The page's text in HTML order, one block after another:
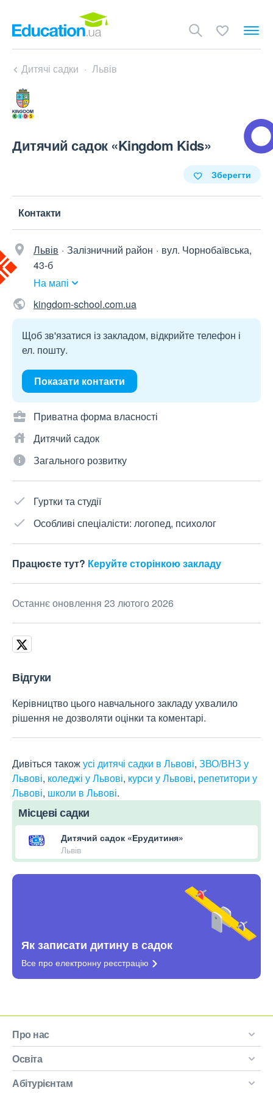
Дитячі садки Львів
Дитячий садок «Kingdom Kids»
Зберегти
Контакти
Львів Залізничний район
вул. Чорнобаївська,
43-б
На мапі
kingdom-school.com.ua
Щоб зв'язатися із закладом, відкрийте телефон і
ел. пошту.
Показати контакти
Приватна форма власності
Дитячий садок
Загального розвитку
Гуртки та студії
Особливі спеціалісти: логопед, психолог
Працюєте тут? Керуйте сторінкою закладу
Останнє оновлення 23 лютого 2026
Відгуки
Керівництво цього навчального закладу ухвалило
рішення не дозволяти оцінки та коментарі.
Дивіться такожусі дитячі садки в Львові, ЗВО/ВНЗ у
Львові, коледжі у Львові, курси у Львові, репетитори у
Львові, школи в Львові.
Місцеві садки
Дитячий садок «Ерудитиня»
Львів
Як записати дитину в садок
Все про електронну реєстрацію
Про нас
Освіта
Абітурієнтам